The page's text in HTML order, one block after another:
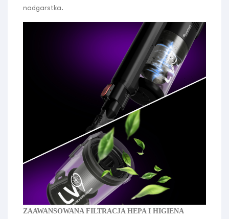
nadgarstka.
ZAAWANSOWANA FILTRACJA HEPA I HIGIENA